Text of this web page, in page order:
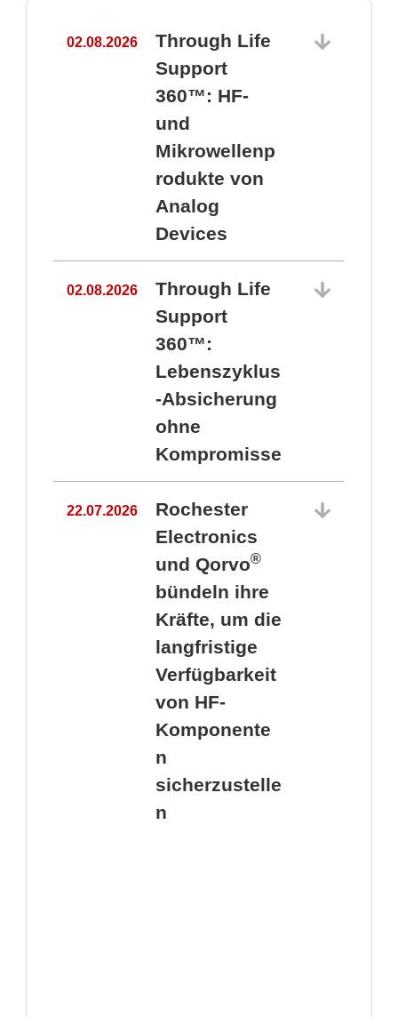
02.08.2026
Through Life
Support
360™: HF-
und
Mikrowellenp
rodukte von
Analog
Devices
02.08.2026
Through Life
Support
360™:
Lebenszyklus
-Absicherung
ohne
Kompromisse
22.07.2026
Rochester
Electronics
und Qorvo®
bündeln ihre
Kräfte, um die
langfristige
Verfügbarkeit
von HF-
Komponente
n
sicherzustelle
n